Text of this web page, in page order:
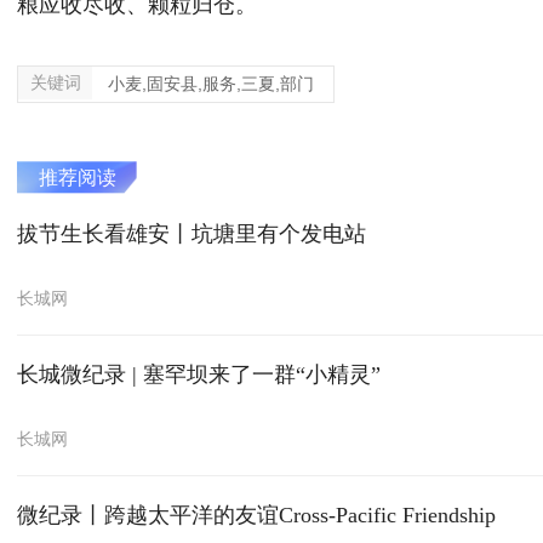
粮应收尽收、颗粒归仓。
关键词 小麦,固安县,服务,三夏,部门
推荐阅读
拔节生长看雄安丨坑塘里有个发电站
长城网
长城微纪录 | 塞罕坝来了一群“小精灵”
长城网
微纪录丨跨越太平洋的友谊Cross-Pacific Friendship